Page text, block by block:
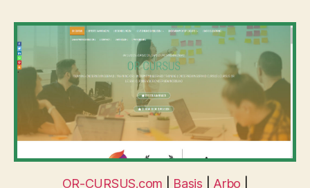
OR-CURSUS.com Basis Arbo